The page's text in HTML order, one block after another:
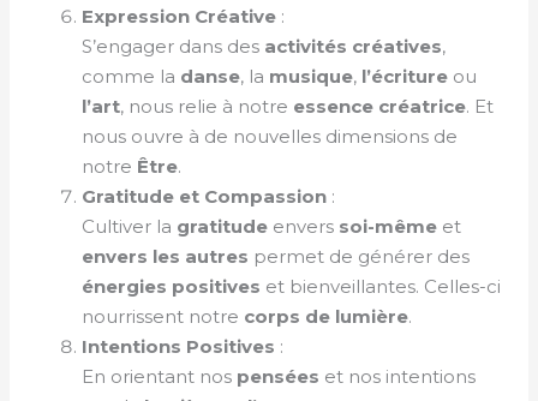
Expression Créative :
S’engager dans des activités créatives,
comme la danse, la musique, l’écriture ou
l’art, nous relie à notre essence créatrice. Et
nous ouvre à de nouvelles dimensions de
notre Être.
Gratitude et Compassion :
Cultiver la gratitude envers soi-même et
envers les autres permet de générer des
énergies positives et bienveillantes. Celles-ci
nourrissent notre corps de lumière.
Intentions Positives :
En orientant nos pensées et nos intentions